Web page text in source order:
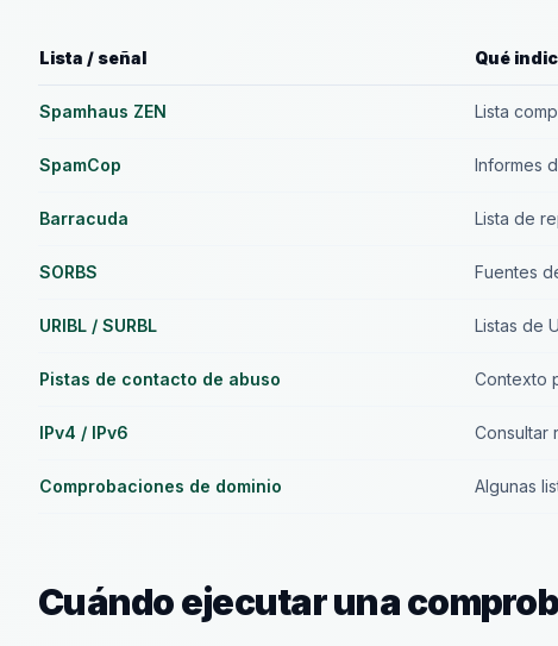
Lista / señal Qué
Spamhaus ZEN Lista
SpamCop Informes
Barracuda Lista de
SORBS Fuentes
URIBL / SURBL Listas de
Pistas de contacto de abuso Contexto
IPv4 / IPv6 Consultar
Comprobaciones de dominio Algunas
Cuándo ejecutar una